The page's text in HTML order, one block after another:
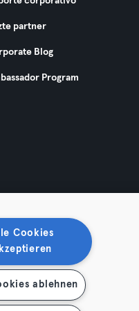
partner
Blog
Program
aquí
Cookies
ablehnen